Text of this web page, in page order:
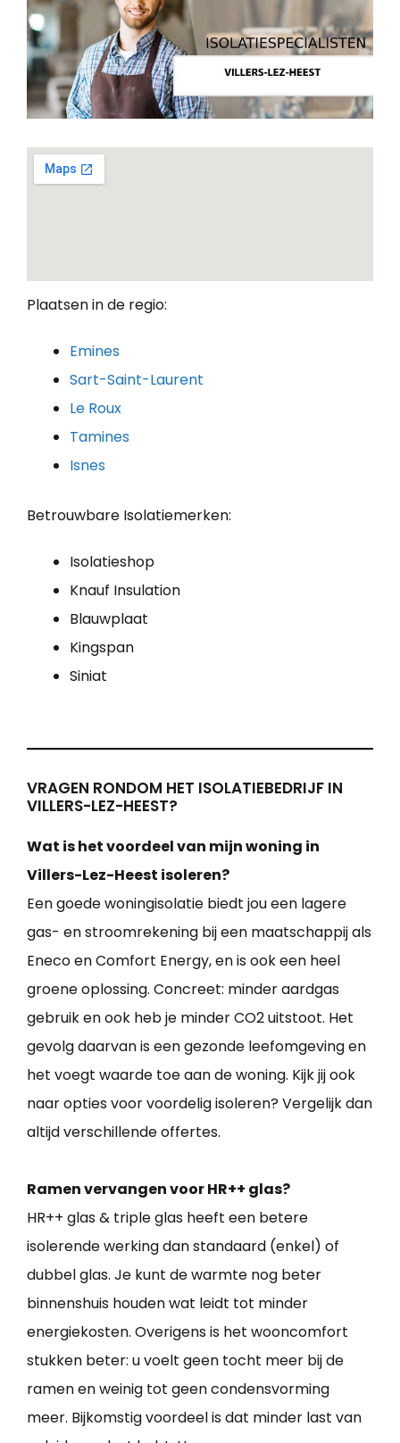
Plaatsen in de regio:
Emines
Sart-Saint-Laurent
Le Roux
Tamines
Isnes
Betrouwbare Isolatiemerken:
Isolatieshop
Knauf Insulation
Blauwplaat
Kingspan
Siniat
VRAGEN RONDOM HET ISOLATIEBEDRIJF IN
VILLERS-LEZ-HEEST?
Wat is het voordeel van mijn woning in
Villers-Lez-Heest isoleren?
Een goede woningisolatie biedt jou een lagere
gas- en stroomrekening bij een maatschappij als
Eneco en Comfort Energy, en is ook een heel
groene oplossing. Concreet: minder aardgas
gebruik en ook heb je minder CO2 uitstoot. Het
gevolg daarvan is een gezonde leefomgeving en
het voegt waarde toe aan de woning. Kijk jij ook
naar opties voor voordelig isoleren? Vergelijk dan
altijd verschillende offertes.
Ramen vervangen voor HR++ glas?
HR++ glas & triple glas heeft een betere
isolerende werking dan standaard (enkel) of
dubbel glas. Je kunt de warmte nog beter
binnenshuis houden wat leidt tot minder
energiekosten. Overigens is het wooncomfort
stukken beter: u voelt geen tocht meer bij de
ramen en weinig tot geen condensvorming
meer. Bijkomstig voordeel is dat minder last van